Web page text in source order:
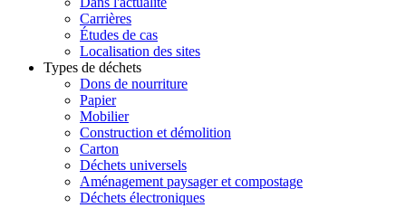
Carrières
Études de cas
Localisation des sites
Types de déchets
Dons de nourriture
Papier
Mobilier
Construction et démolition
Carton
Déchets universels
Aménagement paysager et compostage
Déchets électroniques